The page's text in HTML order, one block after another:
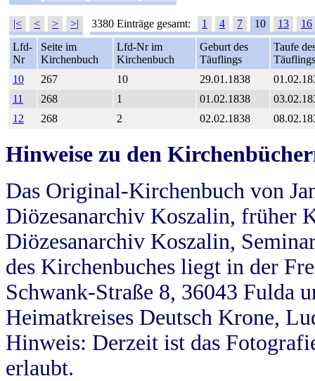
|< < > >| 3380 Einträge gesamt: 1 4 7 10 13
16
Lfd-
Nr
Seite im
Kirchenbuch
Lfd-Nr im
Kirchenbuch
Geburt des
Täuflings
Taufe
Täuflings
10
267 10 29.01.1838
11
268 1 01.02.1838
12
268 2 02.02.1838
Hinweise zu den
Das Original-Kirchenbuch von
Diözesanarchiv Koszalin, früher
Diözesanarchiv Koszalin,
des Kirchenbuches liegt in der
Schwank-Straße 8, 36043 Fulda
Heimatkreises Deutsch Krone,
Hinweis: Derzeit ist das
erlaubt.